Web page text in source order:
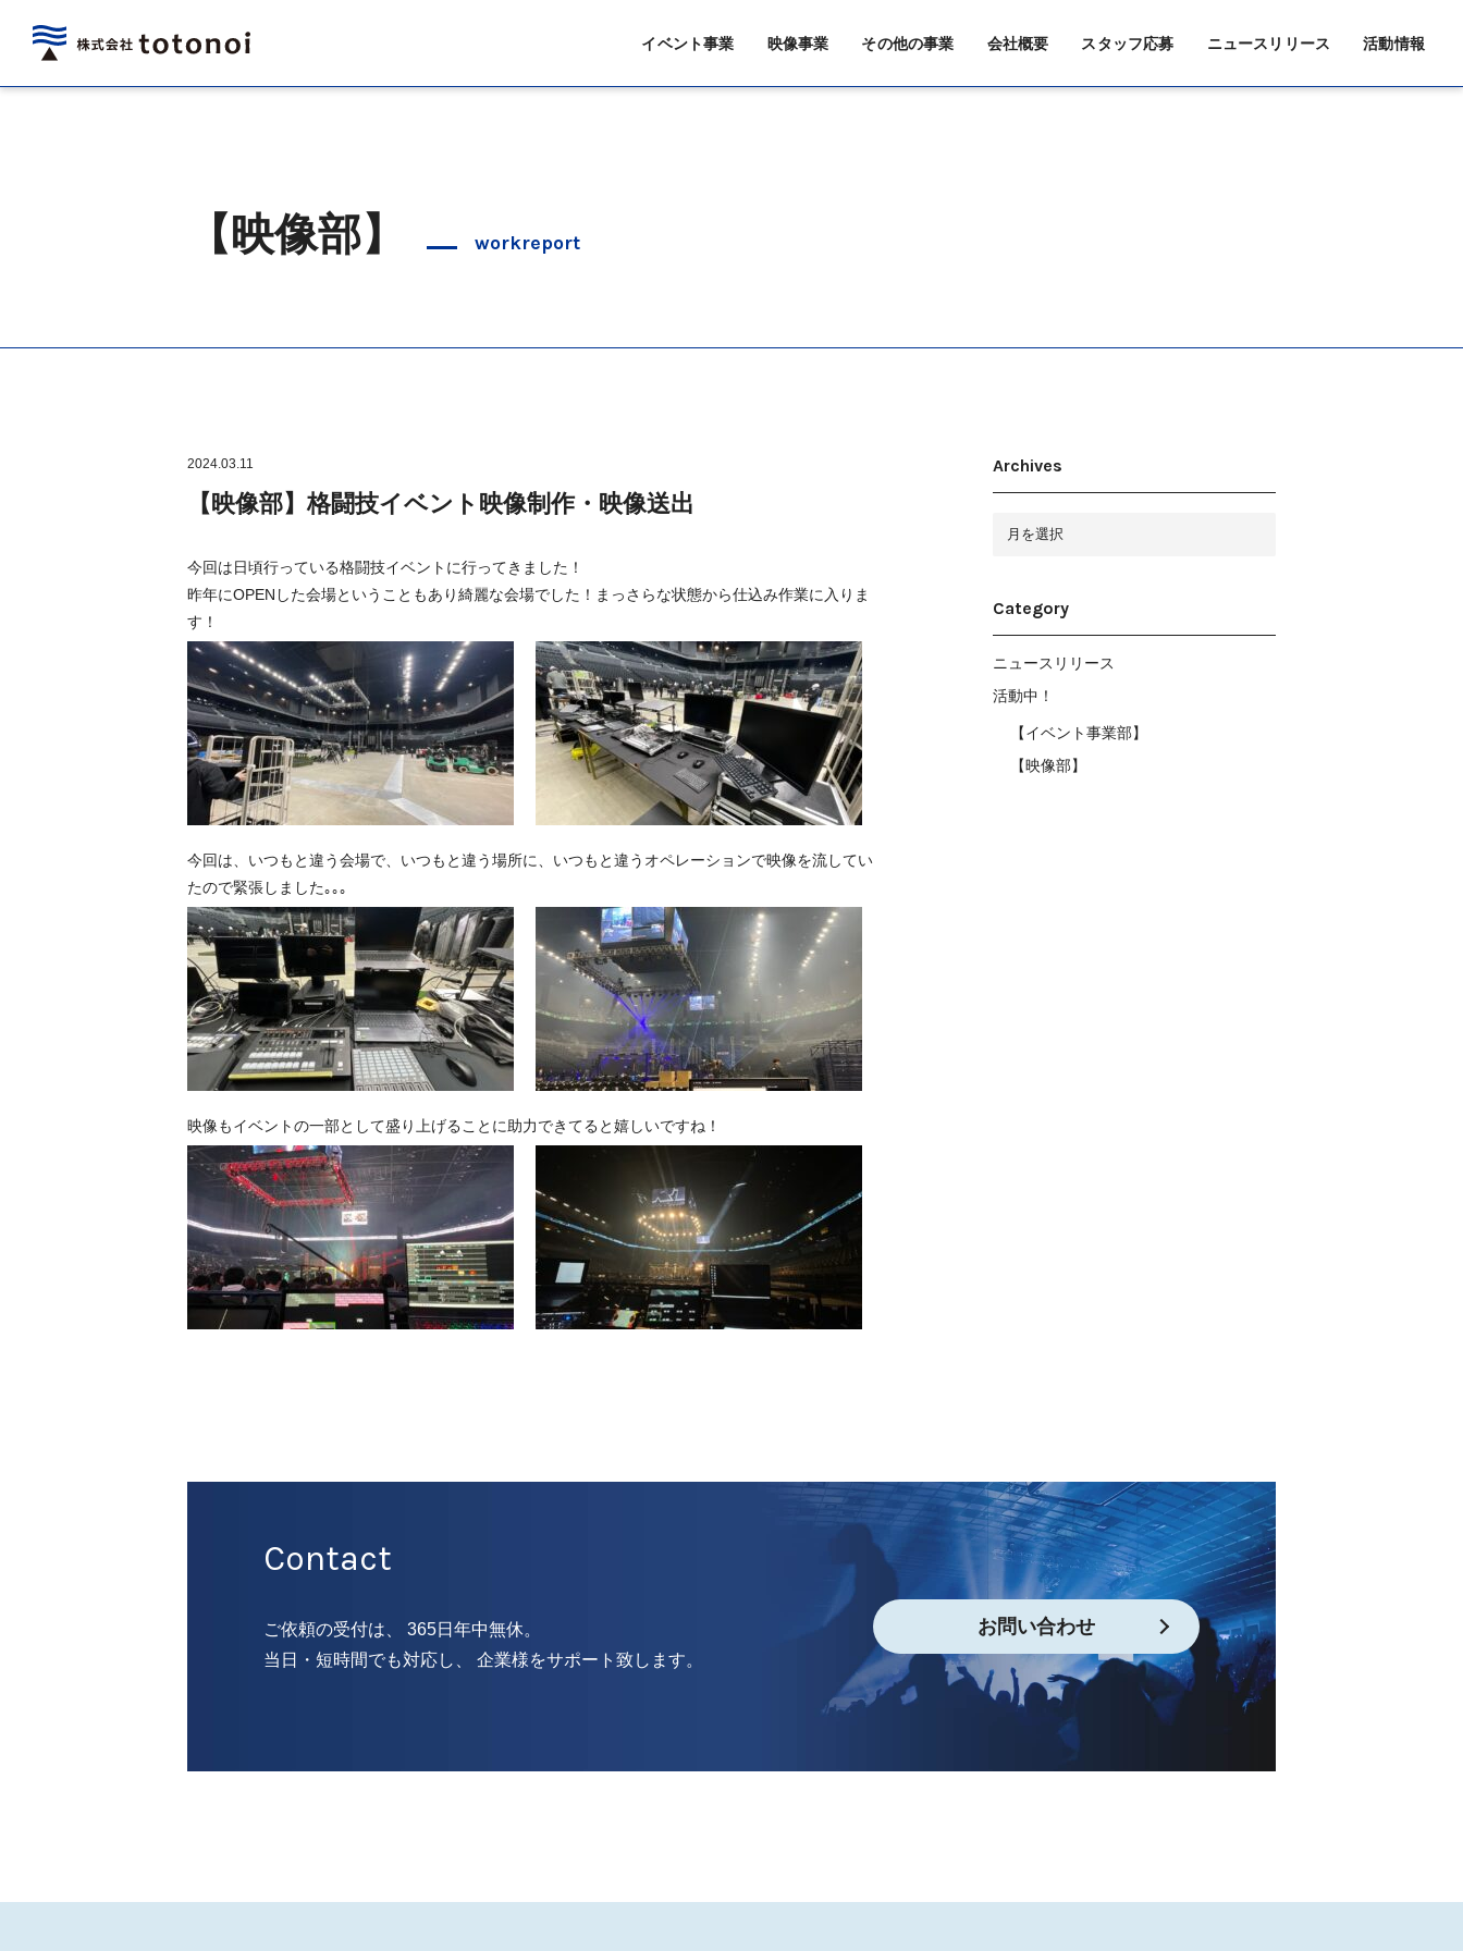
イベント事業 映像事業 その他の事業 会社概要 スタッフ応募 ニュースリリース 活動情報
【映像部】 workreport
2024.03.11
【映像部】格闘技イベント映像制作・映像送出
今回は日頃行っている格闘技イベントに行ってきました！
昨年にOPENした会場ということもあり綺麗な会場でした！まっさらな状態から仕込み作業に入りま
す！
今回は、いつもと違う会場で、いつもと違う場所に、いつもと違うオペレーションで映像を流してい
たので緊張しました｡｡｡
映像もイベントの一部として盛り上げることに助力できてると嬉しいですね！
Archives
Category
ニュースリリース
活動中！
【イベント事業部】
【映像部】
Contact
ご依頼の受付は、 365日年中無休。
当日・短時間でも対応し、 企業様をサポート致します。
お問い合わせ